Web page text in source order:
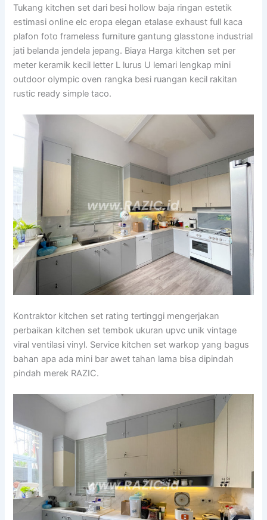
Tukang kitchen set dari besi hollow baja ringan estetik
estimasi online elc eropa elegan etalase exhaust full kaca
plafon foto frameless furniture gantung glasstone industrial
jati belanda jendela jepang. Biaya Harga kitchen set per
meter keramik kecil letter L lurus U lemari lengkap mini
outdoor olympic oven rangka besi ruangan kecil rakitan
rustic ready simple taco.
Kontraktor kitchen set rating tertinggi mengerjakan
perbaikan kitchen set tembok ukuran upvc unik vintage
viral ventilasi vinyl. Service kitchen set warkop yang bagus
bahan apa ada mini bar awet tahan lama bisa dipindah
pindah merek RAZIC.